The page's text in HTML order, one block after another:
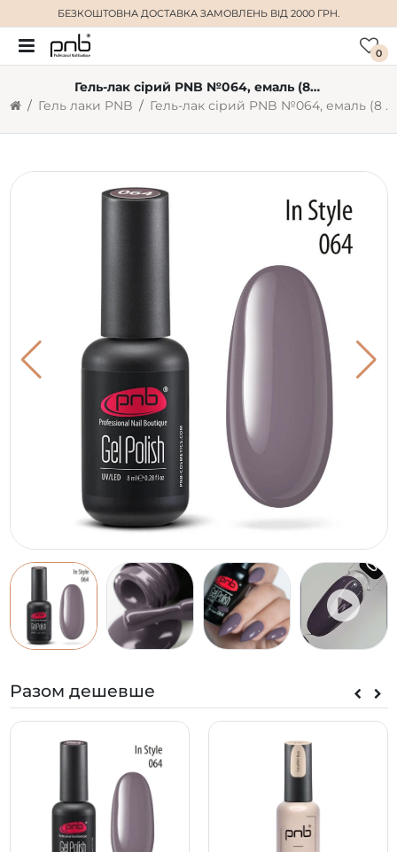
БЕЗКОШТОВНА ДОСТАВКА ЗАМОВЛЕНЬ ВІД 2000 ГРН.
0
Гель-лак сірий PNB №064, емаль (8 мл)
Гель лаки PNB
Гель-лак сірий PNB №064, емаль (8 мл)
Разом дешевше